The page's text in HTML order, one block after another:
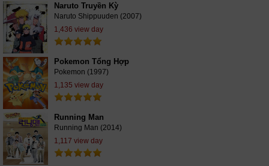
Naruto Truyền Kỳ
Naruto Shippuuden (2007)
1,436 view day
Pokemon Tổng Hợp
Pokemon (1997)
1,135 view day
Running Man
Running Man (2014)
1,117 view day